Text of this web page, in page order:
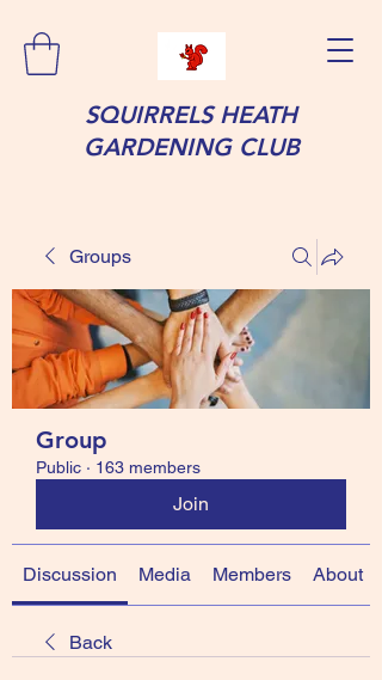
SQUIRRELS HEATH
GARDENING CLUB
Groups
Group
Public · 163 members
Join
Discussion Media Members About
Back